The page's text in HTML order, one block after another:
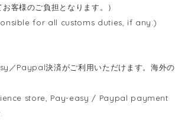
客様のご負担となります。）
for all customs duties, if any.)
／Paypal決済がご利用いただけます。海外の
store, Pay-easy / Paypal payment